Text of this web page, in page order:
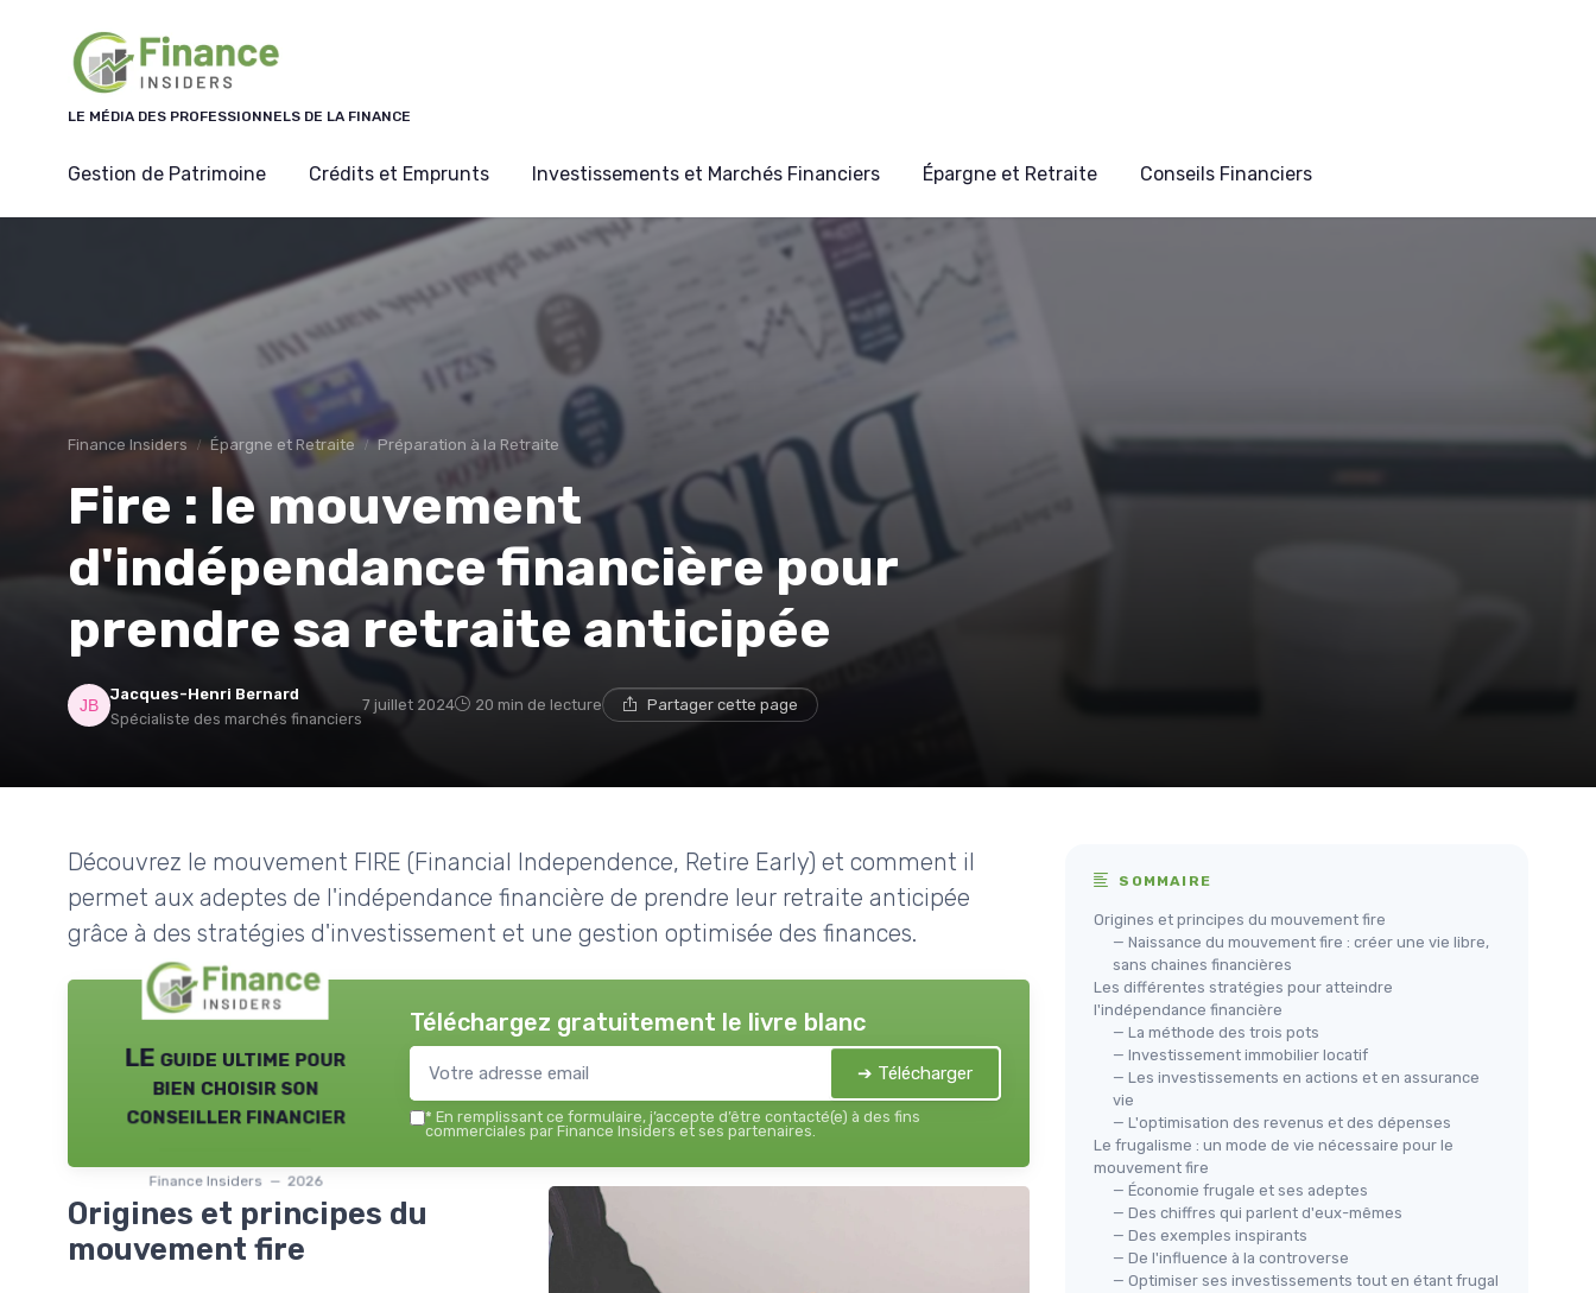
LE MÉDIA DES PROFESSIONNELS DE LA FINANCE
Gestion de Patrimoine Crédits et Emprunts Investissements et Marchés Financiers Épargne et Retraite Conseils Financiers
Finance Insiders Épargne et Retraite Préparation à la Retraite
Fire : le mouvement
d'indépendance financière pour
prendre sa retraite anticipée
Jacques-Henri Bernard
Spécialiste des marchés financiers
7 juillet 2024 20 min de lecture Partager cette page
Découvrez le mouvement FIRE (Financial Independence, Retire Early) et comment il
permet aux adeptes de l'indépendance financière de prendre leur retraite anticipée
grâce à des stratégies d'investissement et une gestion optimisée des finances.
LE guide ultime pour
bien choisir son
conseiller financier
Finance Insiders — 2026
Téléchargez gratuitement le livre blanc
➔ Télécharger
* En remplissant ce formulaire, j’accepte d’être contacté(e) à des fins
commerciales par Finance Insiders et ses partenaires.
Origines et principes du
mouvement fire
SOMMAIRE
Origines et principes du mouvement fire
— Naissance du mouvement fire : créer une vie libre,
sans chaines financières
Les différentes stratégies pour atteindre
l'indépendance financière
— La méthode des trois pots
— Investissement immobilier locatif
— Les investissements en actions et en assurance
vie
— L'optimisation des revenus et des dépenses
Le frugalisme : un mode de vie nécessaire pour le
mouvement fire
— Économie frugale et ses adeptes
— Des chiffres qui parlent d'eux-mêmes
— Des exemples inspirants
— De l'influence à la controverse
— Optimiser ses investissements tout en étant frugal